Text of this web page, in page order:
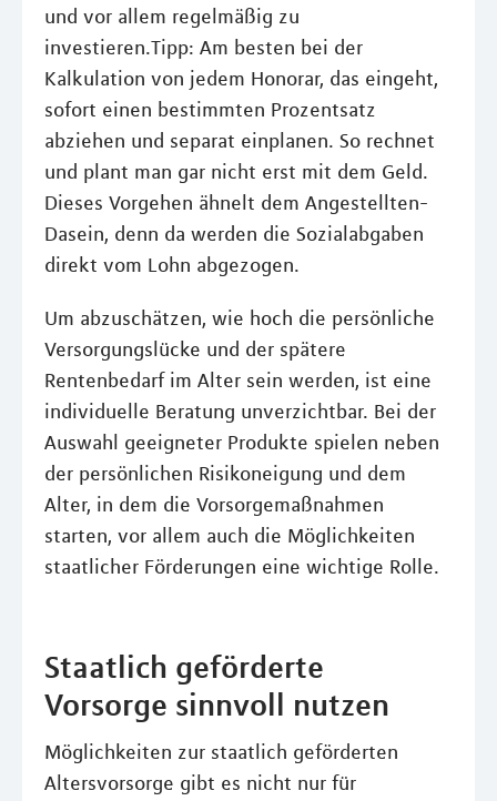
und vor allem regelmäßig zu
investieren.Tipp: Am besten bei der
Kalkulation von jedem Honorar, das eingeht,
sofort einen bestimmten Prozentsatz
abziehen und separat einplanen. So rechnet
und plant man gar nicht erst mit dem Geld.
Dieses Vorgehen ähnelt dem Angestellten-
Dasein, denn da werden die Sozialabgaben
direkt vom Lohn abgezogen.
Um abzuschätzen, wie hoch die persönliche
Versorgungslücke und der spätere
Rentenbedarf im Alter sein werden, ist eine
individuelle Beratung unverzichtbar. Bei der
Auswahl geeigneter Produkte spielen neben
der persönlichen Risikoneigung und dem
Alter, in dem die Vorsorgemaßnahmen
starten, vor allem auch die Möglichkeiten
staatlicher Förderungen eine wichtige Rolle.
Staatlich geförderte
Vorsorge sinnvoll nutzen
Möglichkeiten zur staatlich geförderten
Altersvorsorge gibt es nicht nur für